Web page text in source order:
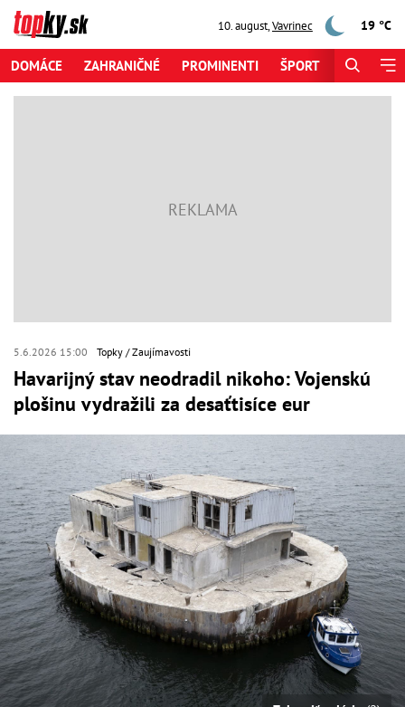
10. august,Vavrinec 19 °C
DOMÁCE ZAHRANIČNÉ PROMINENTI ŠPORT
5.6.2026 15:00 Topky Zaujímavosti
Havarijný stav neodradil nikoho: Vojenskú
plošinu vydražili za desaťtisíce eur